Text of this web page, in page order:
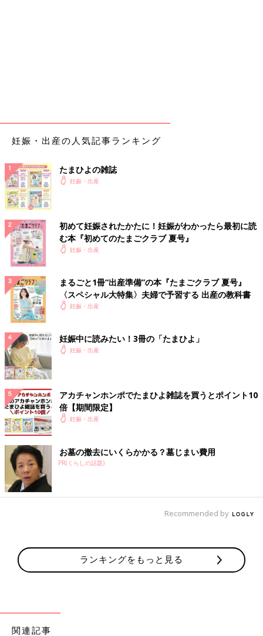
いの実家も気軽に頼れる距離にはないので、仕事と育児をどうや
って両立したらいいのかも不安でしたし、2人子どもが増えると
う不安もありました。
妊娠当初通っていたクリニックでは双子の出産は対応していない
ということで、NICUがある総合病院に紹介状を書いてもらい、
年明けから転院することになりました」（河原さん）
「生きて生まれてくることはないだろう」の言葉に
絶望した
2021年2月上旬のある夜、河原さんは突然の出来事に見舞われま
す。予想外の破水でした。
「妊娠14週4日のことでした。夜、自宅でのリモート取材中に尿
もれをしたような感覚があったんです。下着の中に数枚ティッシ
っていました。もしかして、破水･･･？ と不安が押し寄せ、病院
に電話。すぐに来るように言われ、急いでタクシーに乗りまし
た。
があるなんて。双子は二卵性でそれぞれが卵膜に包まれていたの
ですが、二男の卵膜の内側にあるはずの羊水がほとんどなくなっ
妊娠・出産の人気記事ランキング
たまひよの雑誌
妊娠・出産
初めて妊娠されたかたに！妊娠がわかったら最初に読
む本『初めてのたまごクラブ 夏号』
妊娠・出産
まるごと1冊“出産準備”の本『たまごクラブ 夏号』
〈スペシャル大特集〉夫婦で予習する 出産の教科書
妊娠・出産
妊娠中に読みたい！3冊の「たまひよ」
妊娠・出産
アカチャンホンポでたまひよ雑誌を買うとポイント10
倍【期間限定】
妊娠・出産
お墓の撤去にいくらかかる？墓じまい費用
PR(くらしの話題)
Recommended by
ランキングをもっと見る
関連記事